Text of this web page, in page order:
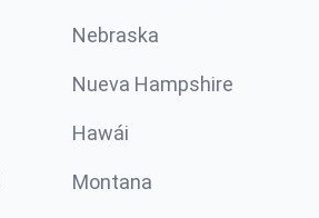
Nebraska
Nueva Hampshire
Hawái
Montana